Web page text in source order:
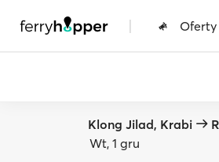
|
Klong Jilad, Krabi
Wt, 1 gru